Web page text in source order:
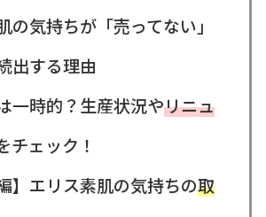
の気持ちが「売ってない」
出する理由
一時的？生産状況やリニュ
チェック！
】エリス素肌の気持ちの取